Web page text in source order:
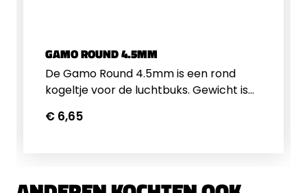
GAMO ROUND 4.5MM
De Gamo Round 4.5mm is een rond
kogeltje voor de luchtbuks. Gewicht is
stuks.
€ 6,65